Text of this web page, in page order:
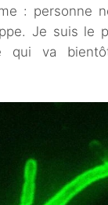
: personne
Je suis le
qui va